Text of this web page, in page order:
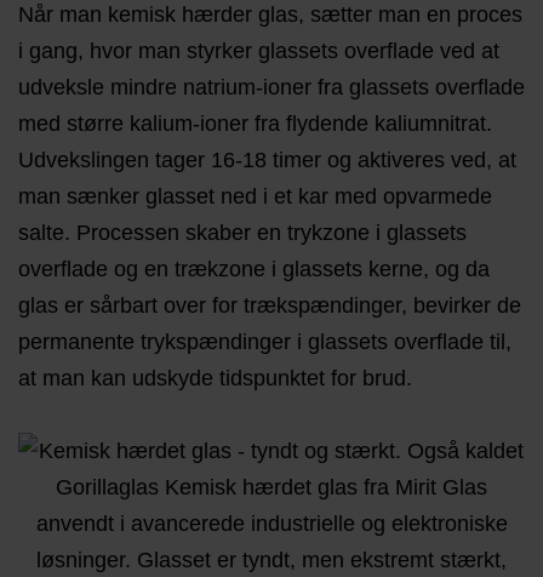
Når man kemisk hærder glas, sætter man en proces
i gang, hvor man styrker glassets overflade ved at
udveksle mindre natrium-ioner fra glassets overflade
med større kalium-ioner fra flydende kaliumnitrat.
Udvekslingen tager 16-18 timer og aktiveres ved, at
man sænker glasset ned i et kar med opvarmede
salte. Processen skaber en trykzone i glassets
overflade og en trækzone i glassets kerne, og da
glas er sårbart over for trækspændinger, bevirker de
permanente trykspændinger i glassets overflade til,
at man kan udskyde tidspunktet for brud.